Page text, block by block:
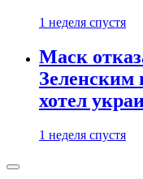
1 неделя спустя
Маск
Зеленским
хотел
1 неделя спустя